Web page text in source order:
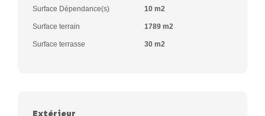
Surface Dépendance(s) 10 m2
Surface terrain 1789 m2
Surface terrasse 30 m2
Extérieur